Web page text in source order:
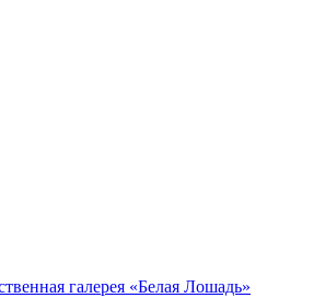
галерея «Белая Лошадь»